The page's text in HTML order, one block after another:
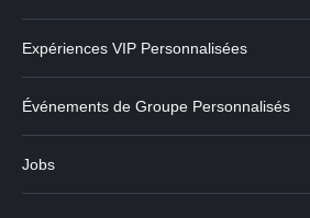
Expériences VIP Personnalisées
Événements de Groupe Personnalisés
Jobs